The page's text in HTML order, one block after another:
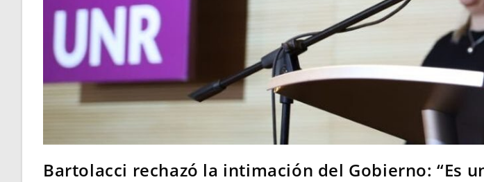
Bartolacci rechazó la intimación del Gobierno: “Es